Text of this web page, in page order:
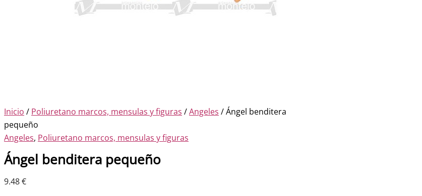
Inicio / Poliuretano marcos, mensulas y figuras /Angeles / Ángel benditera
pequeño
Angeles, Poliuretano marcos, mensulas y figuras
Ángel benditera pequeño
9.48€